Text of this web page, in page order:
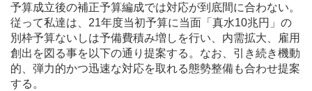
予算成立後の補正予算編成では対応が到底間に合わない。
従って私達は、21年度当初予算に当面「真水10兆円」の
別枠予算ないしは予備費積み増しを行い、内需拡大、雇用
創出を図る事を以下の通り提案する。なお、引き続き機動
的、弾力的かつ迅速な対応を取れる態勢整備も合わせ提案
する。